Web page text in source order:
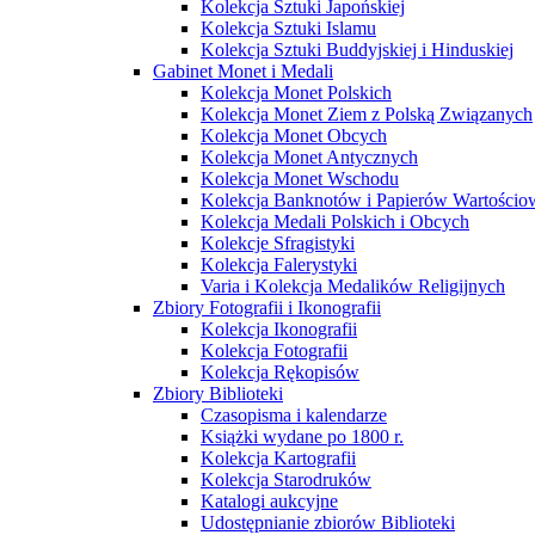
Kolekcja Sztuki Japońskiej
Kolekcja Sztuki Islamu
Kolekcja Sztuki Buddyjskiej i Hinduskiej
Gabinet Monet i Medali
Kolekcja Monet Polskich
Kolekcja Monet Ziem z Polską Związanych
Kolekcja Monet Obcych
Kolekcja Monet Antycznych
Kolekcja Monet Wschodu
Kolekcja Banknotów i Papierów
Kolekcja Medali Polskich i Obcych
Kolekcje Sfragistyki
Kolekcja Falerystyki
Varia i Kolekcja Medalików Religijnych
Zbiory Fotografii i Ikonografii
Kolekcja Ikonografii
Kolekcja Fotografii
Kolekcja Rękopisów
Zbiory Biblioteki
Czasopisma i kalendarze
Książki wydane po 1800 r.
Kolekcja Kartografii
Kolekcja Starodruków
Katalogi aukcyjne
Udostępnianie zbiorów Biblioteki